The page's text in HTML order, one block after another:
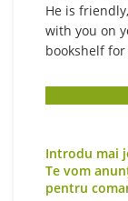
He is
with you on
bookshelf
Introdu mai
Te vom
pentru